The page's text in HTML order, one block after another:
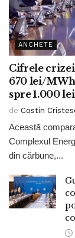
ANCHETE
Cifrele
670 lei/MWh
spre 1.000
de Costin
Această
Complexul
din cărbune,...